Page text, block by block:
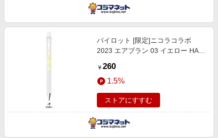
パイロット [限定]ニコラコラボ
2023 エアブラン 03 イエロー HA-
￥ 260
1.5%
ストアにすすむ